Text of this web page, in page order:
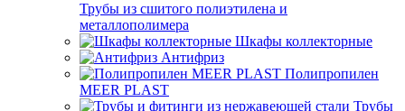
Трубы из сшитого полиэтилена и
металлополимера
Шкафы коллекторные
Антифриз
Полипропилен
MEER PLAST
Трубы